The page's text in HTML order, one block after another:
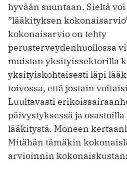
hyvään suuntaan. Sieltä
”lääkityksen
kokonaisarvio on tehty
perusterveydenhuollossa
muistan yksityissektorilla
yksityiskohtaisesti läpi
toivossa, että jostain
Luultavasti
päivystyksessä ja
lääkitystä. Moneen
Mitähän tämäkin
arvioinnin